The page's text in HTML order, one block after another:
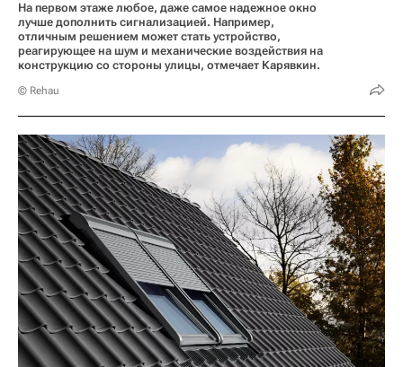
На первом этаже любое, даже самое надежное окно
лучше дополнить сигнализацией. Например,
отличным решением может стать устройство,
реагирующее на шум и механические воздействия на
конструкцию со стороны улицы, отмечает Карявкин.
© Rehau